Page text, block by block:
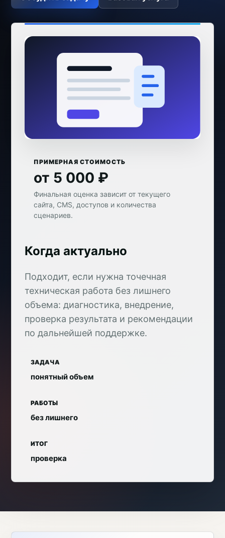
ПРИМЕРНАЯ СТОИМОСТЬ
от 5 000 ₽
Финальная оценка зависит от текущего
сайта, CMS, доступов и количества
сценариев.
Когда актуально
Подходит, если нужна точечная
техническая работа без лишнего
объема: диагностика, внедрение,
проверка результата и рекомендации
по дальнейшей поддержке.
ЗАДАЧА
понятный объем
РАБОТЫ
без лишнего
ИТОГ
проверка